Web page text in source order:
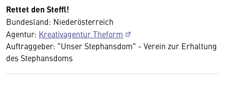
Rettet den Steffl!
Bundesland: Niederösterreich
Agentur: Kreativagentur Theform
Auftraggeber: "Unser Stephansdom" - Verein zur Erhaltung
des Stephansdoms